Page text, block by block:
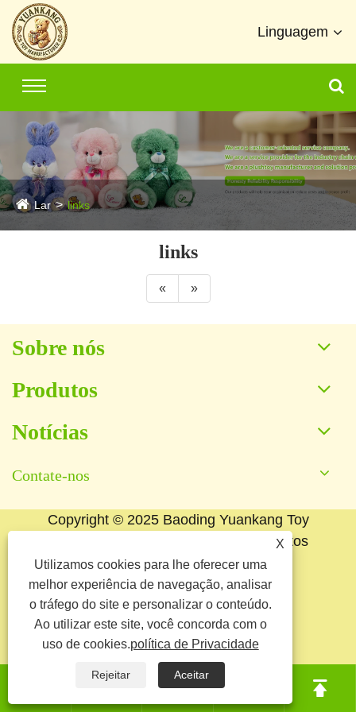
Linguagem
Lar links
links
« »
Sobre nós
Produtos
Notícias
Contate-nos
Copyright © 2025 Baoding Yuankang Toy
Manufacturing Co., Ltd. Todos os direitos
reservados.
Links
Sitemap RSS XML
política de Privacidade
 
X
Utilizamos cookies para lhe oferecer uma
melhor experiência de navegação, analisar
o tráfego do site e personalizar o conteúdo.
Ao utilizar este site, você concorda com o
uso de cookies.política de Privacidade
Rejeitar Aceitar